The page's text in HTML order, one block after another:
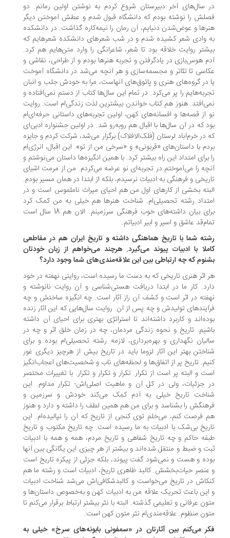
سال‌های آخر دبیرستان شروع کردم به نوشتن اولین رمانم. دو
را نوشته بودم که دانشگاه قبول شدم و عطش آموختن دیگر
و عوض‌شدن دنیایم، آن رمان را نیمه‌کاره گذاشت. در دانشکده
وادی شعر کشیده شدم و در شب شعرهای دانشکده شعرهایم که
روایت خلاقه بود تا شعر، شاعرانگی را وارد متن‌هایم هم کرد.
هوس‌بازی در یادگرفتن و تجربه هنرها بودم و از طراحی، نقاشی و
تا تئاتر و مجسمه‌سازی و هر آنچه می‌شد در دانشگاه آموخت
در گروه‌های هنری و پاتوق‌های آنهاست، مرا به خودش جلب و انبان
را پر می‌کرد. در تمام این سال‌ها کتاب از دستم نمی‌افتاده و
هنوز هم کتاب خواندن بیشترین لذت زندگی‌ام است. روایت
از قصه‌ها و افسانه‌های کهن، اولین تجربه‌های داستانی حرفه‌ای‌ام
که در آن سال‌ها با اقبال هم روبه‌رو شد. در اولین جشنواره ادبی‌ای
در خرم‌آباد لرستان (فلک‌الافلاک) برگزار می‌شد، شرکت کردم و جایزه
با داستان‌های «قربونی» و «سرخی من از تو». این اقبال، انرژی‌ام
برای امتداد این راه بیشتر کرد. با همین انگیزه‌ها داستان می‌نوشتم و
را می‌آموختم در تجربه‌ای نو عرضه می‌کردم. من از مرمت اشیای
و فرهنگی به ادبیات نرسیدم، بلکه از ابتدا در همان مسیر بودم.
بخشی از کارهای اول من هم احیای میراث ناملموس است و در
رشته تحصیلی‌ام. شناخت هنرها هم خیلی به من کمک کرد
برای بیان داشته‌های خوب فرهنگی سرزمینم. الان هم 18 سال است
عاشق و اسیر و ابیر ادبیاتم.
شما با تاریخ هماهنگی داشته و تاریخ ایران هم در مقاطعی
با ادبیات پیوند می‌گیرد. هرچند می‌خواهم از زبان خودتان
که چه ارتباطی بین این علاقه‌مندی‌های شما وجود دارد؟
اثر هنری تاریخی که به دست ما رسیده است، روایتی نهفته در خود
کار ما در ابتدا دریافت هستی‌شناسی و آن روایت نانوشته و
در اثر است و کشف آن راز آثار است. چه انگیزه ساختش و چه
تولیدش و چه پس از آن. روایت سال‌هایی که این آثار زنده
و کاربرد داشته‌اند تا استراتژی بهتری برای احیای آن داشته
تاریخ و نحوه زندگی مردمان، چه در زمان خلق اثر و چه در
نگهداری و بهره‌برداری، لازمه رشته تحصیلی‌ام بوده و برای
بهتر این آثار لزوما ‌باید در تاریخ بیش از هرچیز دیگری غور
تاریخ پر از اتفاق‌ها و لحظه‌های ناب و شخصیت‌های اعجاب‌انگیز
و البته پر است از تکرار. تکرار و تکرار و تکرار. با تغییرات مختصر
جزئیات، ولی در کل آن و ماهیت اصلی‌اش؛ تکرار مداوم. این
تاریخ خیلی به آدم کمک می‌کند خودش و سرزمین و
را بشناسد و برای من هم همین لطف را داشته و دارد و هنوز
فرصت کنم، می‌خلم توی کنجی از تاریخ که آن را نپالیده‌ام. این
بی‌شک با ادبیات به ما رسیده است. چه تاریخ مکتوب و تاریخ
حاکم و چه تاریخ شفاهی و تاریخ مردم، همه و همه با ادبیات
و ضبط و منتقل شده‌اند و بیشتر از هر چیزی این یگانگی بین آنها
و هست و نمی‌شود گفت پیوند، بلکه جزئی از پیکره تاریخ است
حیات‌بخشش. کالبد ظاهری تاریخ، ادبیات است و رشته ما هم
در تاریخ می‌خواست و کالبدشکافی‌اش می‌شد شناخت ادبیات
باعث تحریک علاقه من به ادبیات کهن و به‌خصوص داستان‌ها و
عرفانی و تعلیمی گذشته. البته با نثر بیشتر ارتباط برقرار می‌کنم تا
منظوم. علاقه‌مندی‌ام نثر متون کهن است.
می‌کنم بین آثارتان در «سمفونی بابونه‌های سرخ» خیلی به